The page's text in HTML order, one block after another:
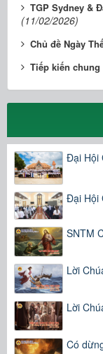
TGP Sydney &
(11/02/2026)
Chủ đề Ngày
Tiếp kiến chung
Đại Hội
Đại Hội
SNTM
Lời
Lời
Có